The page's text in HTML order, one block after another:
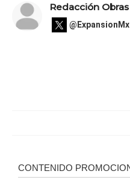
Redacción Obras
@ExpansionMx